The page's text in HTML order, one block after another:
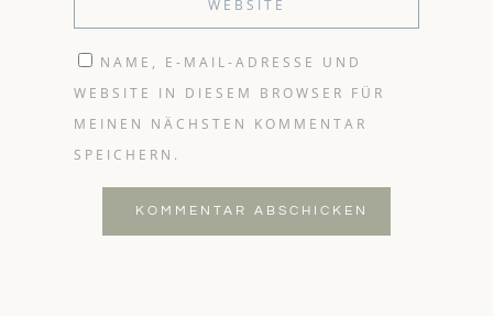
NAME, E-MAIL-ADRESSE UND
WEBSITE IN DIESEM BROWSER FÜR
MEINEN NÄCHSTEN KOMMENTAR
SPEICHERN.
KOMMENTAR ABSCHICKEN